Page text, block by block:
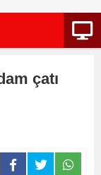
çatı